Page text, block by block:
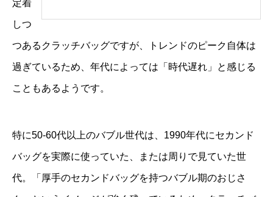
定着
しつ
つあるクラッチバッグですが、トレンドのピーク自体は
過ぎているため、年代によっては「時代遅れ」と感じる
こともあるようです。
特に50-60代以上のバブル世代は、1990年代にセカンド
バッグを実際に使っていた、または周りで見ていた世
代。「厚手のセカンドバッグを持つバブル期のおじさ